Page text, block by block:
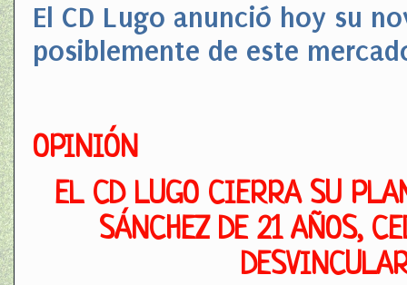
El CD Lugo anunció hoy su
posiblemente de este
OPINIÓN
EL CD LUGO CIERRA SU
SÁNCHEZ DE 21 AÑOS,